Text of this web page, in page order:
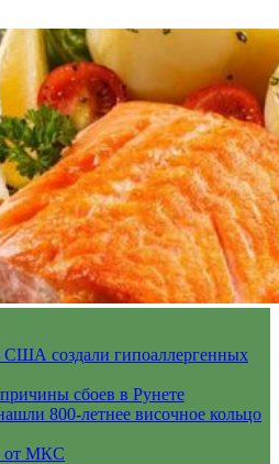
США создали гипоаллергенных
сбоев в Рунете
800-летнее височное кольцо
от МКС